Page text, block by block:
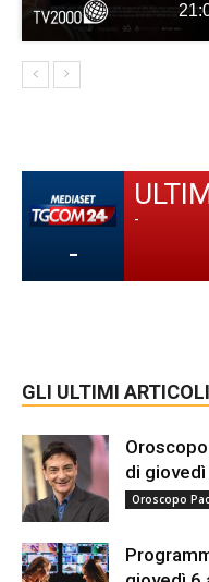
-
-
GLI ULTIMI ARTICOLI
di
Oroscopo